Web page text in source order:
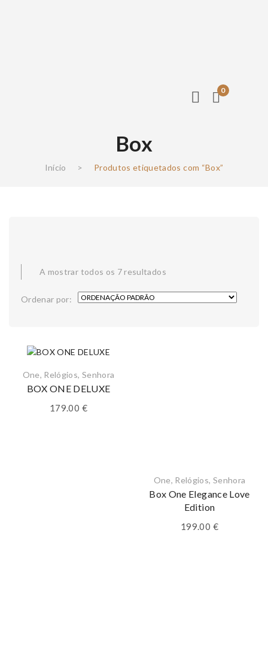
0
Box
Início > Produtos etiquetados com “Box”
A mostrar todos os 7 resultados
Ordenar por:
One, Relógios, Senhora
BOX ONE DELUXE
179.00 €
One, Relógios, Senhora
Box One Elegance Love
Edition
199.00 €